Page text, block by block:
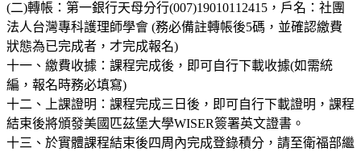
(二)轉帳：第一銀行天母分行(007)19010112415，戶名：社團
法人台灣專科護理師學會 (務必備註轉帳後5碼，並確認繳費
狀態為已完成者，才完成報名)
十一、繳費收據：課程完成後，即可自行下載收據(如需統
編，報名時務必填寫)
十二、上課證明：課程完成三日後，即可自行下載證明，課程
結束後將頒發美國匹茲堡大學WISER簽署英文證書。
十三、於實體課程結束後四周內完成登錄積分，請至衛福部繼